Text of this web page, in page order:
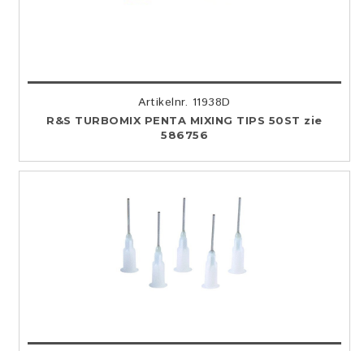
Artikelnr. 11938D
R&S TURBOMIX PENTA MIXING TIPS 50ST zie
586756